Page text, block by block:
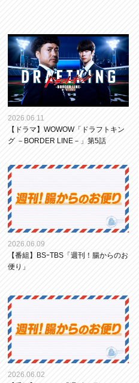
2026.06.11
【ドラマ】WOWOW「ドラフトキン
グ －BORDER LINE－」第5話
2026.06.09
【番組】BSｰTBS「週刊！腸からのお
便り」
2026.06.02